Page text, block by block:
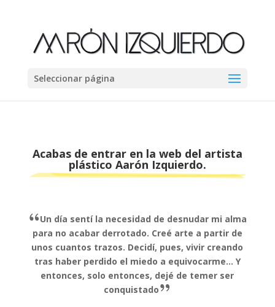
Seleccionar página
Acabas de entrar en la web del artista
plástico Aarón Izquierdo.
Un día sentí la necesidad de desnudar mi alma
para no acabar derrotado. Creé arte a partir de
unos cuantos trazos. Decidí, pues, vivir creando
tras haber perdido el miedo a equivocarme… Y
entonces, solo entonces, dejé de temer ser
conquistado